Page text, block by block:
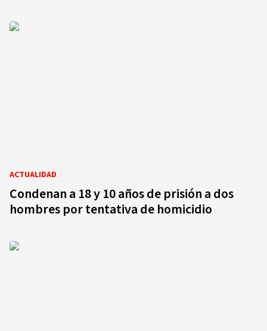
ACTUALIDAD
Condenan a 18 y 10 años de prisión a dos
hombres por tentativa de homicidio